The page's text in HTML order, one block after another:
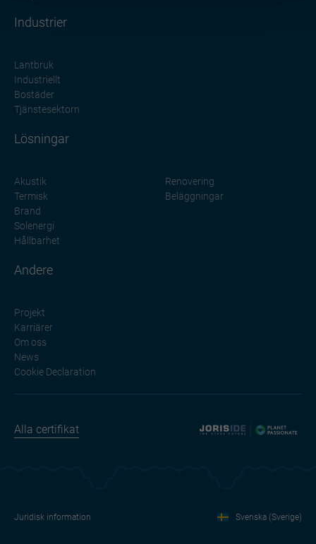
Industrier
Lantbruk
Industriellt
Bostäder
Tjänstesektorn
Lösningar
Akustik
Termisk
Brand
Solenergi
Hållbarhet
Renovering
Beläggningar
Andere
Projekt
Karriärer
Om oss
News
Cookie Declaration
Alla certifikat
Juridisk information Svenska (Sverige)